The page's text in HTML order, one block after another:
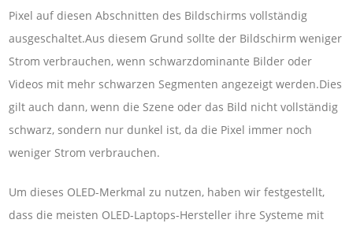
Pixel auf diesen Abschnitten des Bildschirms vollständig
ausgeschaltet.Aus diesem Grund sollte der Bildschirm weniger
Strom verbrauchen, wenn schwarzdominante Bilder oder
Videos mit mehr schwarzen Segmenten angezeigt werden.Dies
gilt auch dann, wenn die Szene oder das Bild nicht vollständig
schwarz, sondern nur dunkel ist, da die Pixel immer noch
weniger Strom verbrauchen.
Um dieses OLED-Merkmal zu nutzen, haben wir festgestellt,
dass die meisten OLED-Laptops-Hersteller ihre Systeme mit